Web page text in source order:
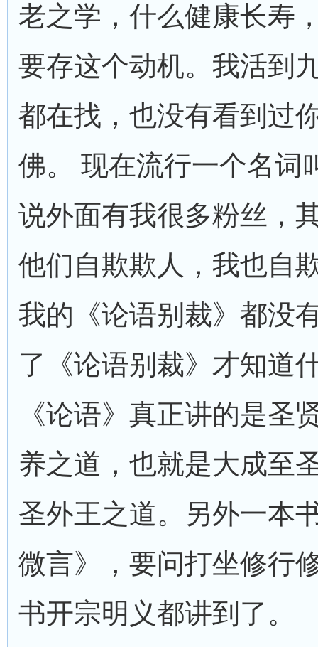
老之学，什么健康长寿
要存这个动机。我活到
都在找，也没有看到过
佛。 现在流行一个名词
说外面有我很多粉丝，
他们自欺欺人，我也自
我的《论语别裁》都没
了《论语别裁》才知道
《论语》真正讲的是圣
养之道，也就是大成至
圣外王之道。另外一本
微言》，要问打坐修行
书开宗明义都讲到了。